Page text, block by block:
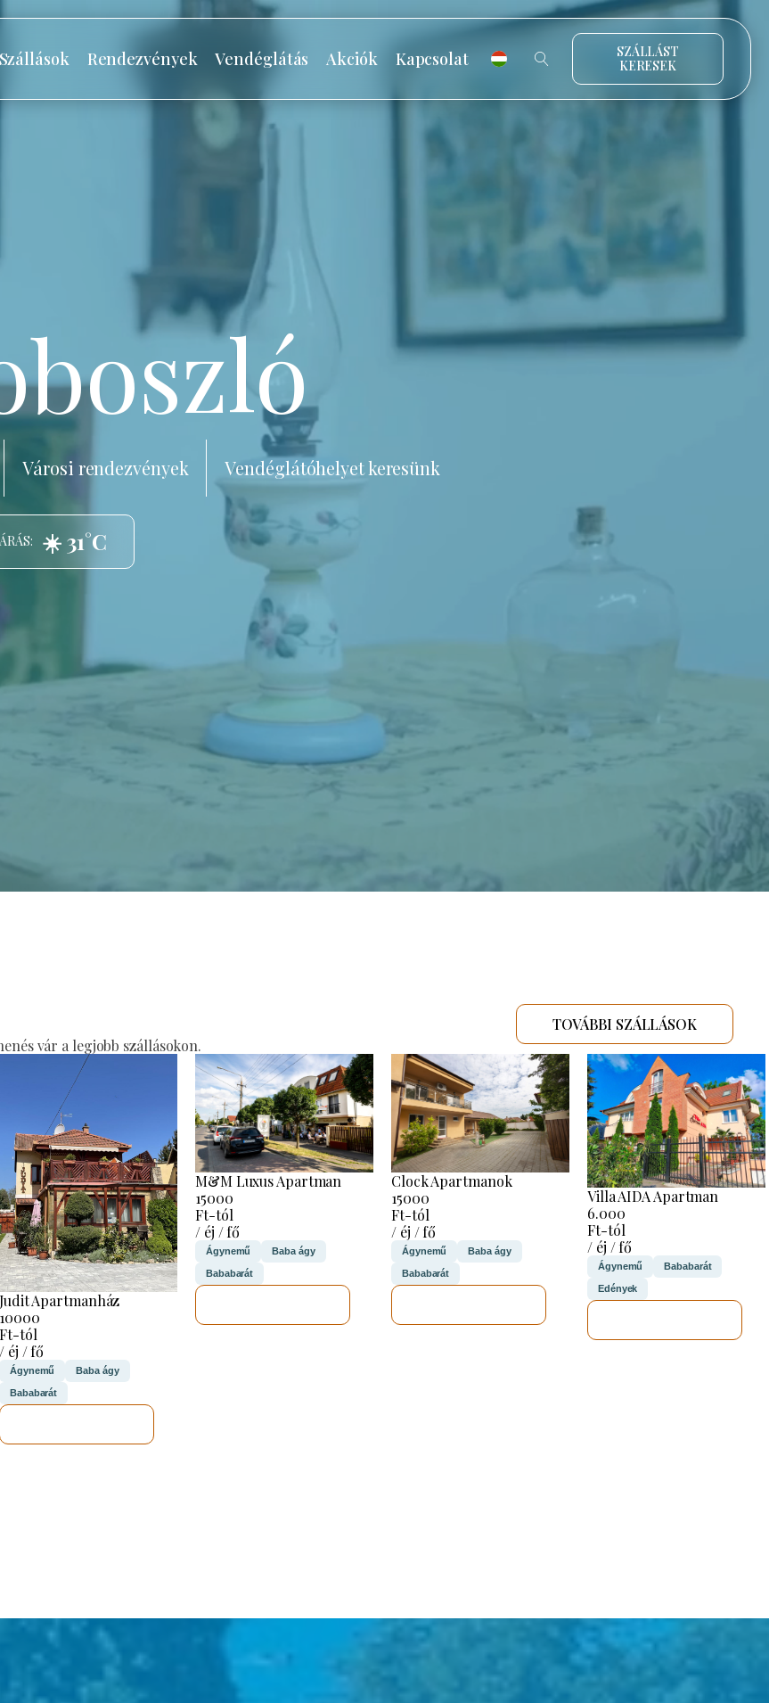
Szállások Rendezvények Vendéglátás Akciók Kapcsolat
SZÁLLÁST
KERESEK
Városi rendezvények Vendéglátóhelyet keresünk
☀️ 31°C
vár a legjobb szállásokon.
TOVÁBBI SZÁLLÁSOK
Judit Apartmanház
10000
Ft-tól
/ éj / fő
Ágynemű Baba ágy
Bababarát
M&M Luxus Apartman
15000
Ft-tól
/ éj / fő
Ágynemű Baba ágy
Bababarát
Clock Apartmanok
15000
Ft-tól
/ éj / fő
Ágynemű Baba ágy
Bababarát
Villa AIDA Apartman
6.000
Ft-tól
/ éj / fő
Ágynemű Bababarát
Edények